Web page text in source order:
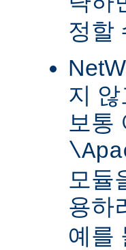
정할
지
보통
모듈
용하
예를